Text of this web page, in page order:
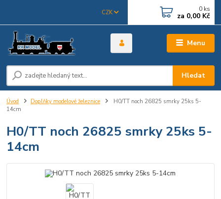
Menu
CZK
Hledat
0 ks
za 0,00 Kč
Úvod Doplňky modelové železnice
H0/TT noch 26825 smrky 25ks 5-
14cm
H0/TT noch 26825 smrky 25ks 5-
14cm